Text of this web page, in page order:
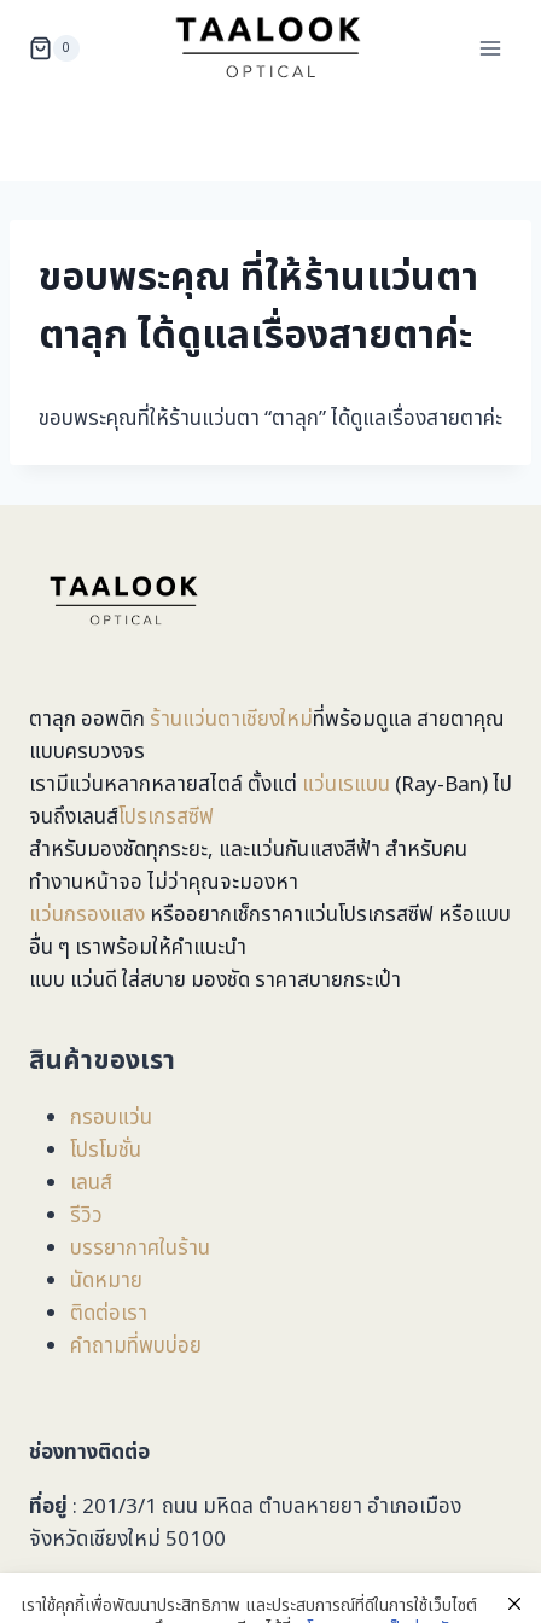
0
ขอบพระคุณ ที่ให้ร้านแว่นตา
ตาลุก ได้ดูแลเรื่องสายตาค่ะ
ขอบพระคุณที่ให้ร้านแว่นตา “ตาลุก” ได้ดูแลเรื่องสายตาค่ะ
ตาลุก ออพติก ร้านแว่นตาเชียงใหม่ที่พร้อมดูแล สายตาคุณ
แบบครบวงจร
เรามีแว่นหลากหลายสไตล์ ตั้งแต่ แว่นเรแบน (Ray-Ban) ไป
จนถึงเลนส์โปรเกรสซีฟ
สำหรับมองชัดทุกระยะ, และแว่นกันแสงสีฟ้า สำหรับคน
ทำงานหน้าจอ ไม่ว่าคุณจะมองหา
แว่นกรองแสง หรืออยากเช็กราคาแว่นโปรเกรสซีฟ หรือแบบ
อื่น ๆ เราพร้อมให้คำแนะนำ
แบบ แว่นดี ใส่สบาย มองชัด ราคาสบายกระเป๋า
สินค้าของเรา
กรอบแว่น
โปรโมชั่น
เลนส์
รีวิว
บรรยากาศในร้าน
นัดหมาย
ติดต่อเรา
คำถามที่พบบ่อย
ช่องทางติดต่อ
ที่อยู่ : 201/3/1 ถนน มหิดล ตำบลหายยา อำเภอเมือง
จังหวัดเชียงใหม่ 50100
053-279749
เราใช้คุกกี้เพื่อพัฒนาประสิทธิภาพ และประสบการณ์ที่ดีในการใช้เว็บไซต์